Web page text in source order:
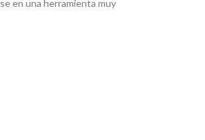
en una herramienta muy